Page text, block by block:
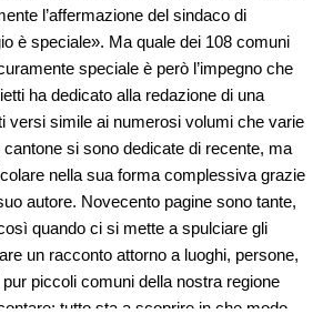
l’affermazione del sindaco di
è speciale». Ma quale dei 108 comuni
speciale è però l’impegno che
ha dedicato alla redazione di una
versi simile ai numerosi volumi che varie
si sono dedicate di recente, ma
nella sua forma complessiva grazie
autore. Novecento pagine sono tante,
quando ci si mette a spulciare gli
un racconto attorno a luoghi, persone,
piccoli comuni della nostra regione
tutto sta a scoprire in che modo